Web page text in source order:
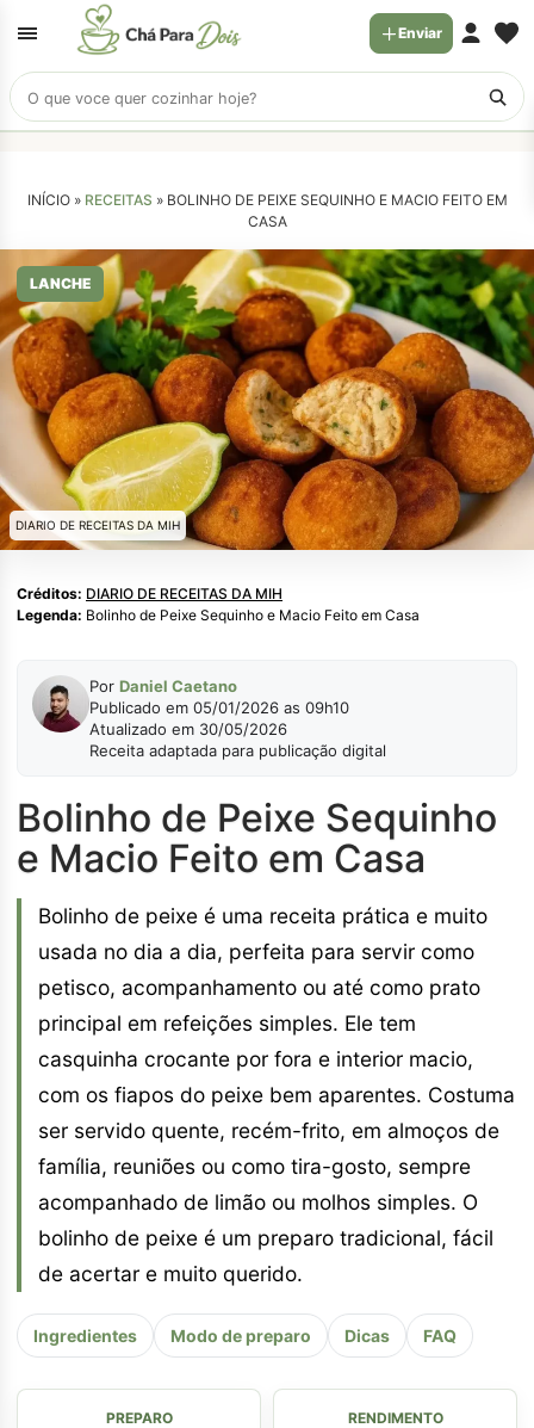
Buscar
receitas
Enviar
INÍCIO » RECEITAS » BOLINHO DE PEIXE SEQUINHO E MACIO FEITO EM
CASA
LANCHE
DIARIO DE RECEITAS DA MIH
Créditos: DIARIO DE RECEITAS DA MIH
Legenda: Bolinho de Peixe Sequinho e Macio Feito em Casa
Por Daniel Caetano
Publicado em 05/01/2026 as 09h10
Atualizado em 30/05/2026
Receita adaptada para publicação digital
Bolinho de Peixe Sequinho
e Macio Feito em Casa
Bolinho de peixe é uma receita prática e muito
usada no dia a dia, perfeita para servir como
petisco, acompanhamento ou até como prato
principal em refeições simples. Ele tem
casquinha crocante por fora e interior macio,
com os fiapos do peixe bem aparentes. Costuma
ser servido quente, recém-frito, em almoços de
família, reuniões ou como tira-gosto, sempre
acompanhado de limão ou molhos simples. O
bolinho de peixe é um preparo tradicional, fácil
de acertar e muito querido.
Ingredientes Modo de preparo Dicas FAQ
PREPARO RENDIMENTO